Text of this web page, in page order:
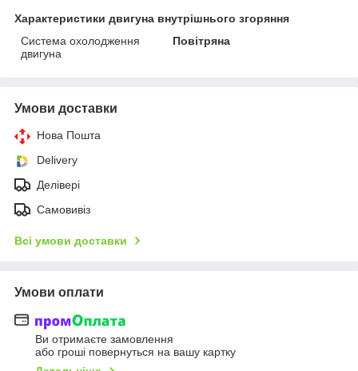
Характеристики двигуна внутрішнього згоряння
Система охолодження
двигуна
Повітряна
Умови доставки
Нова Пошта
Delivery
Делівері
Самовивіз
Всі умови доставки
Умови оплати
Ви отримаєте замовлення
або гроші повернуться на вашу картку